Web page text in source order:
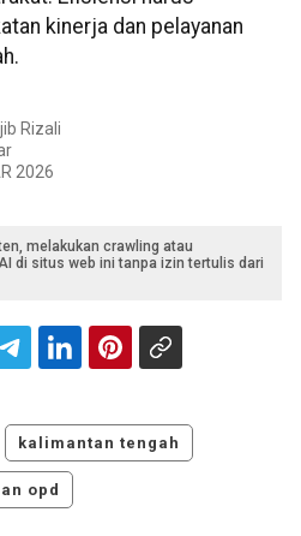
kinerja dan pelayanan
Rizali
2026
melakukan crawling atau
di situs web ini tanpa izin tertulis dari
kalimantan tengah
opd